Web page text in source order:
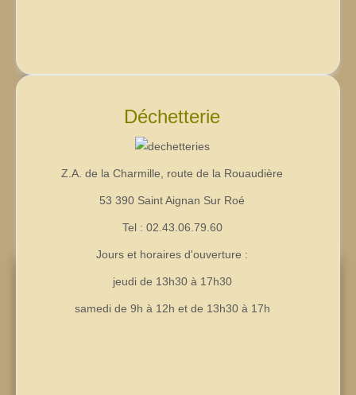
Déchetterie
Z.A. de la Charmille, route de la Rouaudière
53 390 Saint Aignan Sur Roé
Tel : 02.43.06.79.60
Jours et horaires d'ouverture :
jeudi de 13h30 à 17h30
samedi de 9h à 12h et de 13h30 à 17h